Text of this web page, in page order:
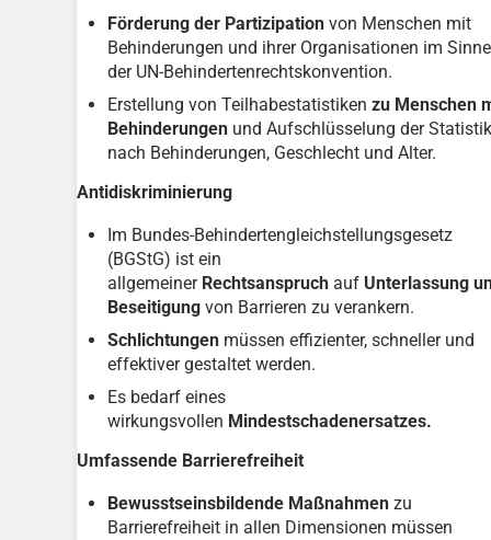
Förderung der Partizipationvon Menschen mit
Behinderungen und ihrer Organisationen im Sinne
der UN-Behindertenrechtskonvention.
Erstellung von Teilhabestatistiken zu Menschen
Behinderungenund Aufschlüsselung der
nach Behinderungen, Geschlecht und Alter.
Antidiskriminierung
Im Bundes-Behindertengleichstellungsgesetz
(BGStG) ist ein
allgemeiner Rechtsanspruch auf Unterlassung
Beseitigung von Barrieren zu verankern.
Schlichtungenmüssen effizienter, schneller und
effektiver gestaltet werden.
Es bedarf eines
wirkungsvollen Mindestschadenersatzes.
Umfassende Barrierefreiheit
Bewusstseinsbildende Maßnahmen zu
Barrierefreiheit in allen Dimensionen müssen